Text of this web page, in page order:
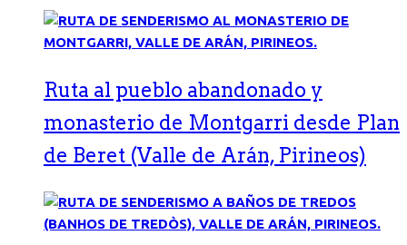
Ruta al pueblo abandonado y
monasterio de Montgarri desde Plan
de Beret (Valle de Arán, Pirineos)